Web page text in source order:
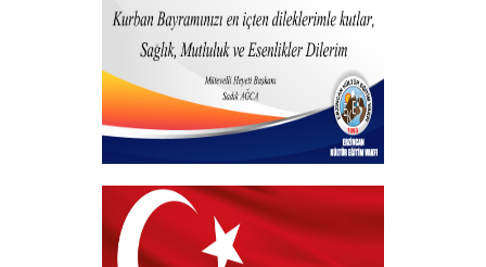
Programı
+
Kurban Bayramı
+